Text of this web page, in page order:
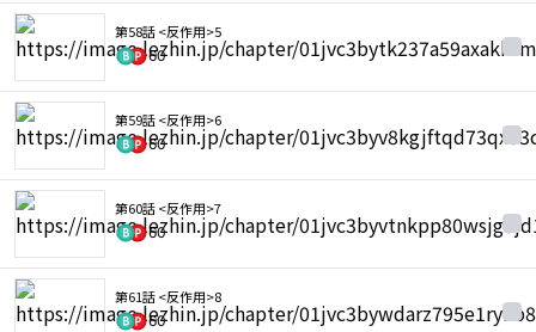
第58話 <反作用>5
60
第59話 <反作用>6
60
第60話 <反作用>7
60
第61話 <反作用>8
60